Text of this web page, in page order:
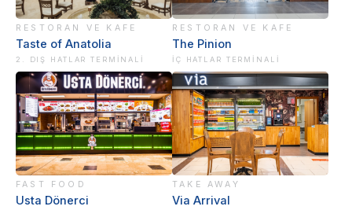
RESTORAN VE KAFE
Taste of Anatolia
2. DIŞ HATLAR TERMINALI
RESTORAN VE KAFE
The Pinion
İÇ HATLAR TERMINALI
FAST FOOD
Usta Dönerci
TAKE AWAY
Via Arrival